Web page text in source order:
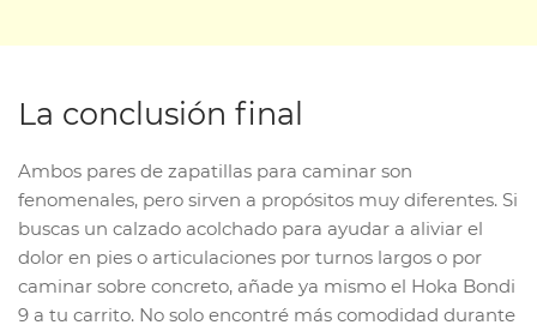
La conclusión final
Ambos pares de zapatillas para caminar son
fenomenales, pero sirven a propósitos muy diferentes. Si
buscas un calzado acolchado para ayudar a aliviar el
dolor en pies o articulaciones por turnos largos o por
caminar sobre concreto, añade ya mismo el Hoka Bondi
9 a tu carrito. No solo encontré más comodidad durante